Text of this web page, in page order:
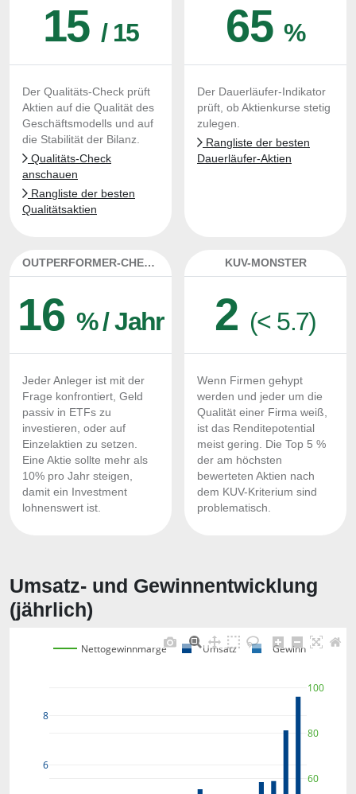
15 / 15
Der Qualitäts-Check prüft
Aktien auf die Qualität des
Geschäftsmodells und auf
die Stabilität der Bilanz.
Qualitäts-Check
anschauen
Rangliste der besten
Qualitätsaktien
65%
Der Dauerläufer-Indikator
prüft, ob Aktienkurse stetig
zulegen.
Rangliste der besten
Dauerläufer-Aktien
OUTPERFORMER-CHECK
16 % / Jahr
Jeder Anleger ist mit der
Frage konfrontiert, Geld
passiv in ETFs zu
investieren, oder auf
Einzelaktien zu setzen.
Eine Aktie sollte mehr als
10% pro Jahr steigen,
damit ein Investment
lohnenswert ist.
KUV-MONSTER
2 (< 5.7)
Wenn Firmen gehypt
werden und jeder um die
Qualität einer Firma weiß,
ist das Renditepotential
meist gering. Die Top 5 %
der am höchsten
bewerteten Aktien nach
dem KUV-Kriterium sind
problematisch.
Umsatz- und Gewinnentwicklung
(jährlich)
6
8
60
80
100
Nettogewinnmarge Umsatz Gewinn